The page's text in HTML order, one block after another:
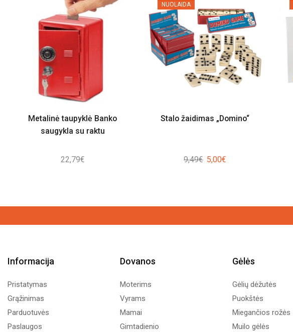
Metalinė taupyklė Banko
saugykla su raktu
22,79€
NUOLAIDA
Stalo žaidimas „Domino“
9,49€ Original
5,00€Current
Informacija
Pristatymas
Grąžinimas
Parduotuvės
Paslaugos
Dovanos
Moterims
Vyrams
Mamai
Gimtadienio
Gėlės
Gėlių dėžutės
Puokštės
Miegančios rožės
Muilo gėlės